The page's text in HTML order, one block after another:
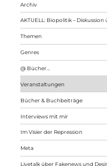
Archiv
AKTUELL: Biopolitik –
Themen
Genres
@ Bücher…
Veranstaltungen
Bücher & Buchbeiträge
Interviews mit mir
Im Visier der Repression
Meta
Livetalk über Fakenews und